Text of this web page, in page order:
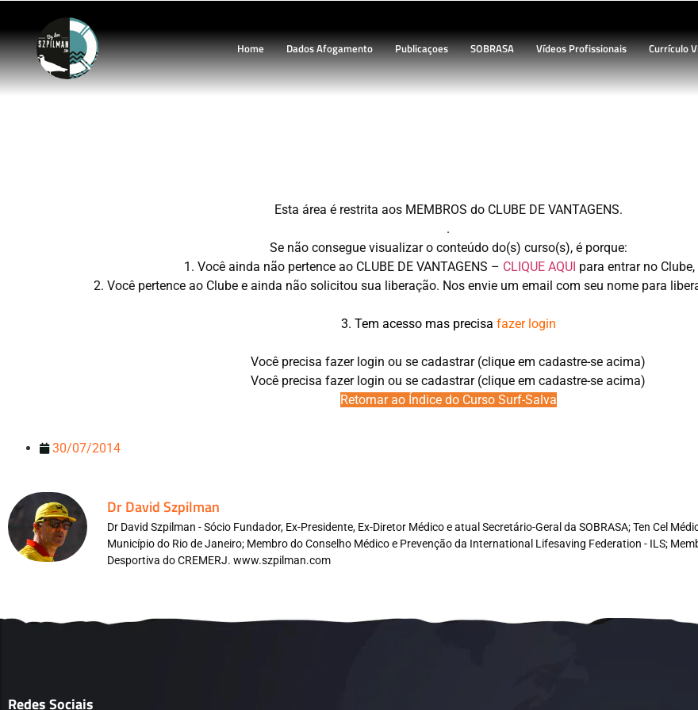
Home Dados Afogamento Publicaçoes SOBRASA Vídeos Profissionais Currículo
INTRODUÇÃO – curso Surf-Salva
Esta área é restrita aos MEMBROS do CLUBE DE VANTAGENS.
.
Se não consegue visualizar o conteúdo do(s) curso(s), é porque:
1. Você ainda não pertence ao CLUBE DE VANTAGENS – CLIQUE AQUI para entrar no Clube,
2. Você pertence ao Clube e ainda não solicitou sua liberação. Nos envie um email com seu nome para
3. Tem acesso mas precisa fazer login
Você precisa fazer login ou se cadastrar (clique em cadastre-se acima)
Você precisa fazer login ou se cadastrar (clique em cadastre-se acima)
Retornar ao Índice do Curso Surf-Salva
30/07/2014
Dr David Szpilman
Dr David Szpilman - Sócio Fundador, Ex-Presidente, Ex-Diretor Médico e atual Secretário-Geral da SOBRASA; Ten Cel
Município do Rio de Janeiro; Membro do Conselho Médico e Prevenção da International Lifesaving Federation - ILS;
Desportiva do CREMERJ. www.szpilman.com
Redes Sociais